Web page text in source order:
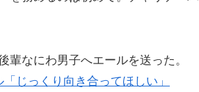
なにわ男子へエールを送った。
じっくり向き合ってほしい」